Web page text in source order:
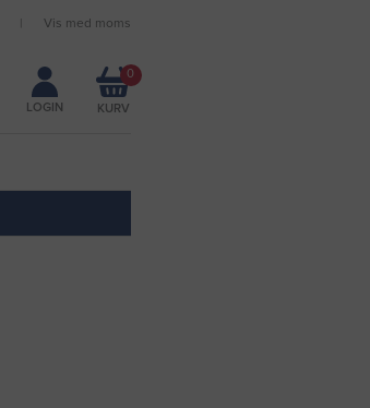
Forbliv logget ind
Vis med moms
LOGIN
0